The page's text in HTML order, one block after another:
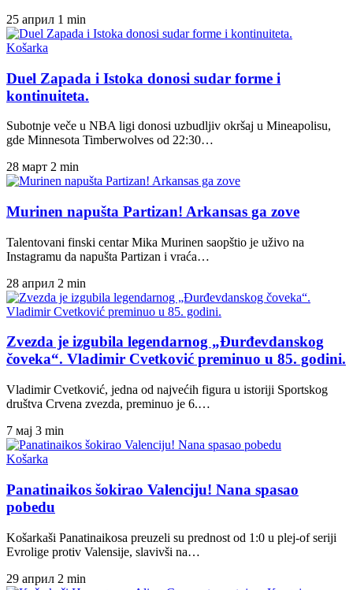
25 април 1 min
Košarka
Duel Zapada i Istoka donosi sudar forme i
kontinuiteta.
Subotnje veče u NBA ligi donosi uzbudljiv okršaj u Mineapolisu,
gde Minnesota Timberwolves od 22:30…
28 март 2 min
Murinen napušta Partizan! Arkansas ga zove
Talentovani finski centar Mika Murinen saopštio je uživo na
Instagramu da napušta Partizan i vraća…
28 април 2 min
Zvezda je izgubila legendarnog „Đurđevdanskog
čoveka“. Vladimir Cvetković preminuo u 85. godini.
Vladimir Cvetković, jedna od najvećih figura u istoriji Sportskog
društva Crvena zvezda, preminuo je 6.…
7 мај 3 min
Košarka
Panatinaikos šokirao Valenciju! Nana spasao
pobedu
Košarkaši Panatinaikosa preuzeli su prednost od 1:0 u plej-of seriji
Evrolige protiv Valensije, slavivši na…
29 април 2 min